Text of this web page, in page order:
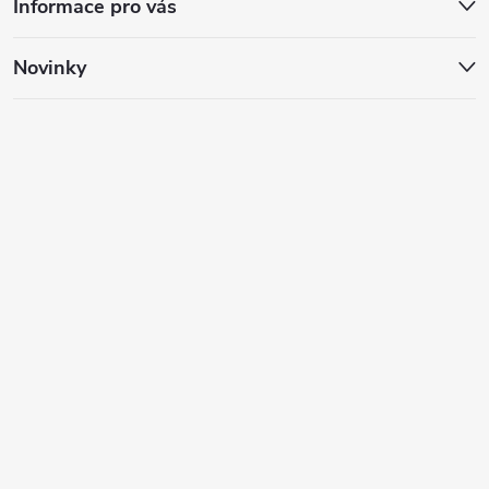
Informace pro vás
Novinky